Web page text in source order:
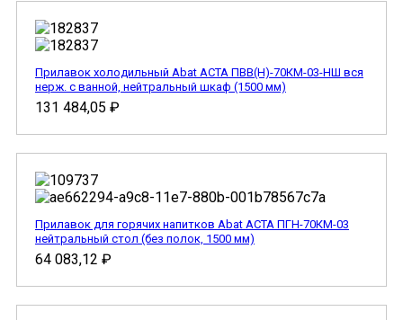
Прилавок холодильный Abat АСТА ПВВ(Н)-70КМ-03-НШ вся
нерж. с ванной, нейтральный шкаф (1500 мм)
131 484,05 ₽
Прилавок для горячих напитков Abat АСТА ПГН-70КМ-03
нейтральный стол (без полок, 1500 мм)
64 083,12 ₽